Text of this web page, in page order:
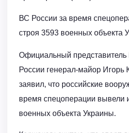
ВС России за время
строя 3593 военных объекта
Официальный
России генерал-майор Игорь
заявил, что российские
время спецоперации вывели
военных объекта Украины.